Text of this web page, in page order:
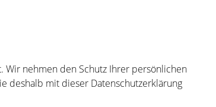
Wir nehmen den Schutz Ihrer persönlichen
deshalb mit dieser Datenschutzerklärung